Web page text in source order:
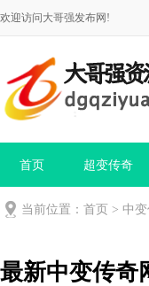
欢迎访问大哥强发布网!
首页 超变传奇
当前位置： 首页 > 中
最新中变传奇